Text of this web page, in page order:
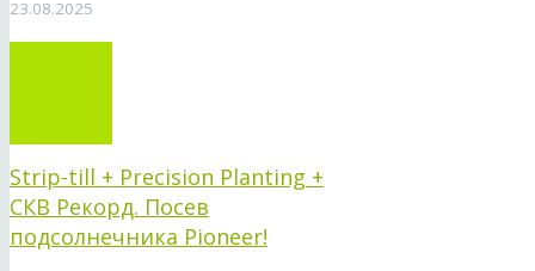
23.08.2025
Strip-till + Precision Planting +
СКВ Рекорд. Посев
подсолнечника Pioneer!